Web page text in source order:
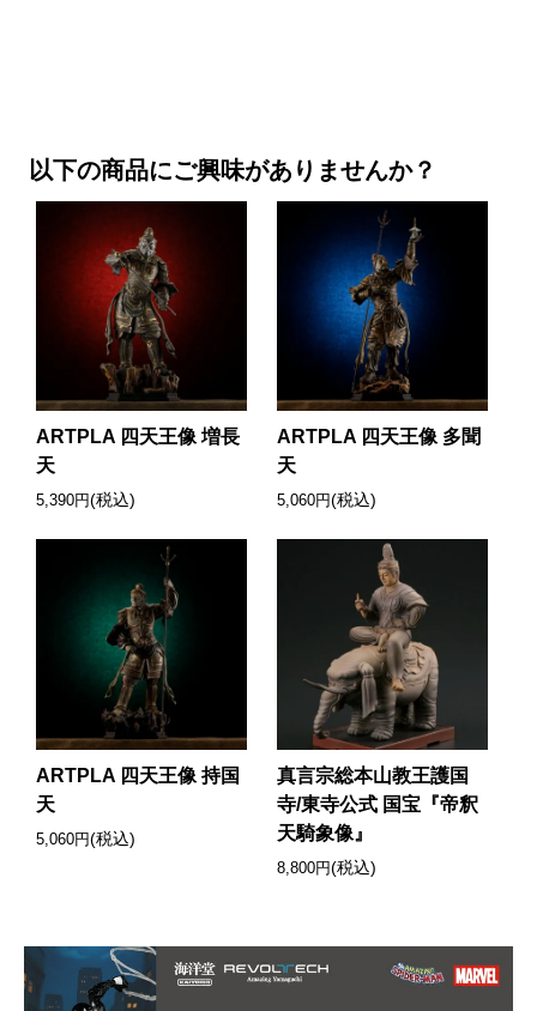
以下の商品にご興味がありませんか？
ARTPLA 四天王像 増長
天
5,390円(税込)
ARTPLA 四天王像 多聞
天
5,060円(税込)
ARTPLA 四天王像 持国
天
5,060円(税込)
真言宗総本山教王護国
寺/東寺公式 国宝『帝釈
天騎象像』
8,800円(税込)